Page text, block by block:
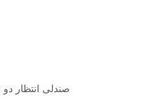
صندلی انتظار دو